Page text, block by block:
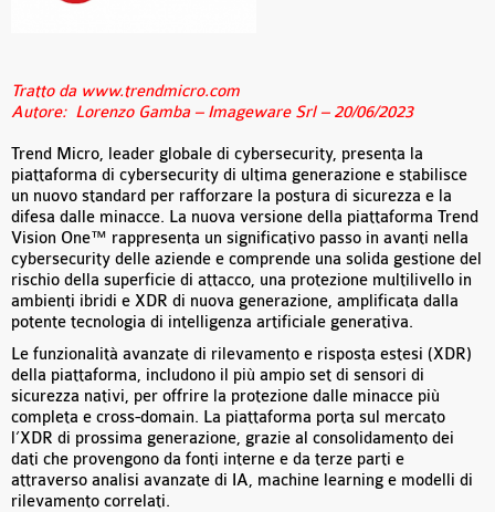
Tratto da www.trendmicro.com
Autore: Lorenzo Gamba – Imageware Srl – 20/06/2023
Trend Micro, leader globale di cybersecurity, presenta la
piattaforma di cybersecurity di ultima generazione e stabilisce
un nuovo standard per rafforzare la postura di sicurezza e la
difesa dalle minacce. La nuova versione della piattaforma Trend
Vision One™ rappresenta un significativo passo in avanti nella
cybersecurity delle aziende e comprende una solida gestione del
rischio della superficie di attacco, una protezione multilivello in
ambienti ibridi e XDR di nuova generazione, amplificata dalla
potente tecnologia di intelligenza artificiale generativa.
Le funzionalità avanzate di rilevamento e risposta estesi (XDR)
della piattaforma, includono il più ampio set di sensori di
sicurezza nativi, per offrire la protezione dalle minacce più
completa e cross-domain. La piattaforma porta sul mercato
l’XDR di prossima generazione, grazie al consolidamento dei
dati che provengono da fonti interne e da terze parti e
attraverso analisi avanzate di IA, machine learning e modelli di
rilevamento correlati.